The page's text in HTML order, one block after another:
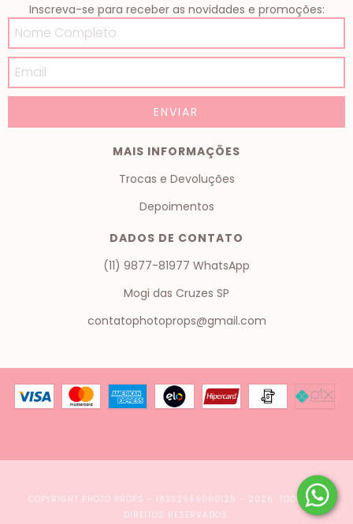
Inscreva-se para receber as novidades e promoções:
MAIS INFORMAÇÕES
Trocas e Devoluções
Depoimentos
DADOS DE CONTATO
(11) 9877-81977 WhatsApp
Mogi das Cruzes SP
contatophotoprops@gmail.com
COPYRIGHT PHOTO PROPS - 18332969000125 - 2026. TODOS OS
DIREITOS RESERVADOS.